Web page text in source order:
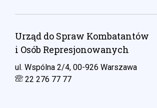
Urząd do Spraw Kombatantów
i Osób Represjonowanych
ul. Wspólna 2/4, 00-926 Warszawa
22 276 77 77